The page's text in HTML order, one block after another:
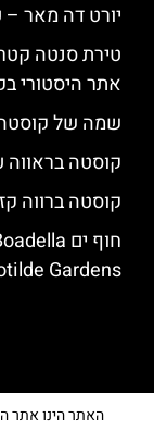
יורט דה מאר
אתר היסטורי
שמה של
קוסטה בראווה
קוסטה ברווה
Gardens)
האתר הינו אתר